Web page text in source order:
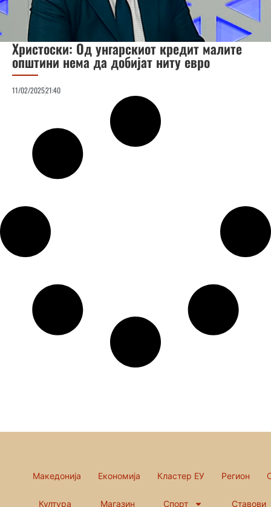
Христоски: Од унгарскиот кредит малите
општини нема да добијат ниту евро
11/02/202521:40
Македонија Економија Кластер ЕУ Регион
Култура Магазин Спорт Ставови